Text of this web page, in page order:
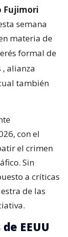
Fujimori
semana
materia de
formal de
, alianza
también
con el
el crimen
Sin
a críticas
de las
EEUU